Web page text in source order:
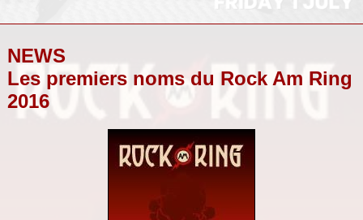
NEWS
Les premiers noms du Rock Am Ring
2016